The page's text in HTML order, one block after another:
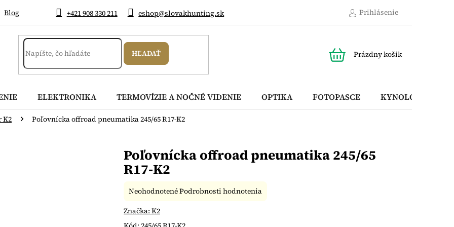
+421 908 330 211 eshop@slovakhunting.sk
Blog Prihlásenie
HĽADAŤ
KOŠÍK
Prázdny košík
ELEKTRONIKA TERMOVÍZIE A NOČNÉ VIDENIE OPTIKA FOTOPASCE KYNOLOGICKÉ
K2 Poľovnícka offroad pneumatika 245/65 R17-K2
Poľovnícka offroad pneumatika 245/65
R17-K2
Priemerné
produktu
NeohodnotenéPodrobnosti hodnotenia
Značka: K2